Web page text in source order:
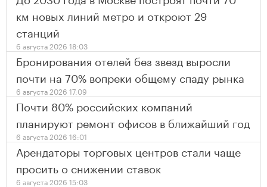
км новых линий метро и откроют 29
станций
6 августа 2026 18:03
Бронирования отелей без звезд выросли
почти на 70% вопреки общему спаду рынка
6 августа 2026 17:09
Почти 80% российских компаний
планируют ремонт офисов в ближайший год
6 августа 2026 16:01
Арендаторы торговых центров стали чаще
просить о снижении ставок
6 августа 2026 15:03